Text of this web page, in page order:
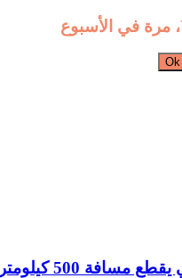
Ok
مشيا على الأقدام